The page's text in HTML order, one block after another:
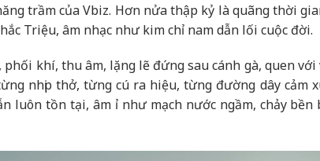
trầm của Vbiz. Hơn nửa thập kỷ là quãng thời
Triệu, âm nhạc như kim chỉ nam dẫn lối cuộc đời.
phối khí, thu âm, lặng lẽ đứng sau cánh gà, quen
nhịp thở, từng cú ra hiệu, từng đường dây cảm
luôn tồn tại, âm ỉ như mạch nước ngầm, chảy